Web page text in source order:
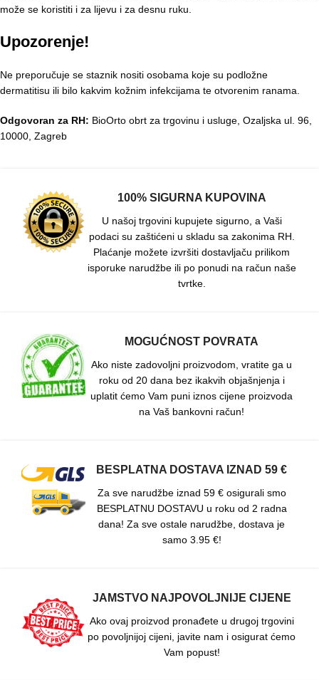
može se koristiti i za lijevu i za desnu ruku.
Upozorenje!
Ne preporučuje se staznik nositi osobama koje su podložne
dermatitisu ili bilo kakvim kožnim infekcijama te otvorenim ranama.
Odgovoran za RH: BioOrto obrt za trgovinu i usluge, Ozaljska ul. 96,
10000, Zagreb
100% SIGURNA KUPOVINA
U našoj trgovini kupujete sigurno, a Vaši
podaci su zaštićeni u skladu sa zakonima RH.
Plaćanje možete izvršiti dostavljaču prilikom
isporuke narudžbe ili po ponudi na račun naše
tvrtke.
MOGUĆNOST POVRATA
Ako niste zadovoljni proizvodom, vratite ga u
roku od 20 dana bez ikakvih objašnjenja i
uplatit ćemo Vam puni iznos cijene proizvoda
na Vaš bankovni račun!
BESPLATNA DOSTAVA IZNAD 59 €
Za sve narudžbe iznad 59 € osigurali smo
BESPLATNU DOSTAVU u roku od 2 radna
dana! Za sve ostale narudžbe, dostava je
samo 3.95 €!
JAMSTVO NAJPOVOLJNIJE CIJENE
Ako ovaj proizvod pronađete u drugoj trgovini
po povoljnijoj cijeni, javite nam i osigurat ćemo
Vam popust!